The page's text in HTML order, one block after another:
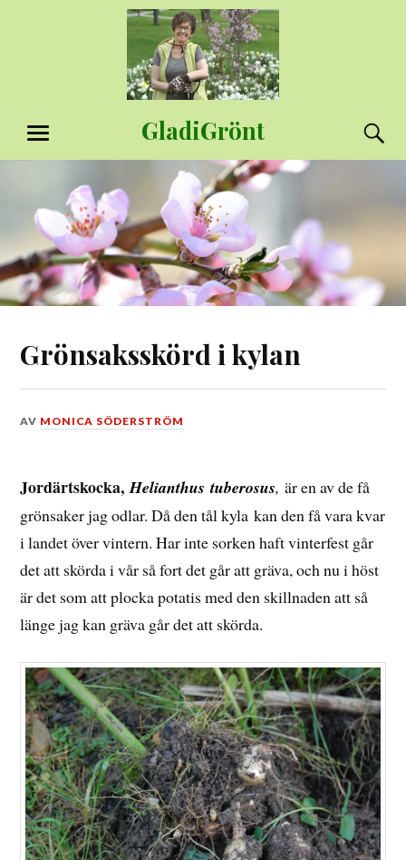
GladiGrönt
MENY
Grönsaksskörd i kylan
DEN
2013
AV MONICA SÖDERSTRÖM
Jordärtskocka, Helianthus tuberosus, är en av de få
grönsaker jag odlar. Då den tål kyla kan den få vara kvar
i landet över vintern. Har inte sorken haft vinterfest går
det att skörda i vår så fort det går att gräva, och nu i höst
är det som att plocka potatis med den skillnaden att så
länge jag kan gräva går det att skörda.